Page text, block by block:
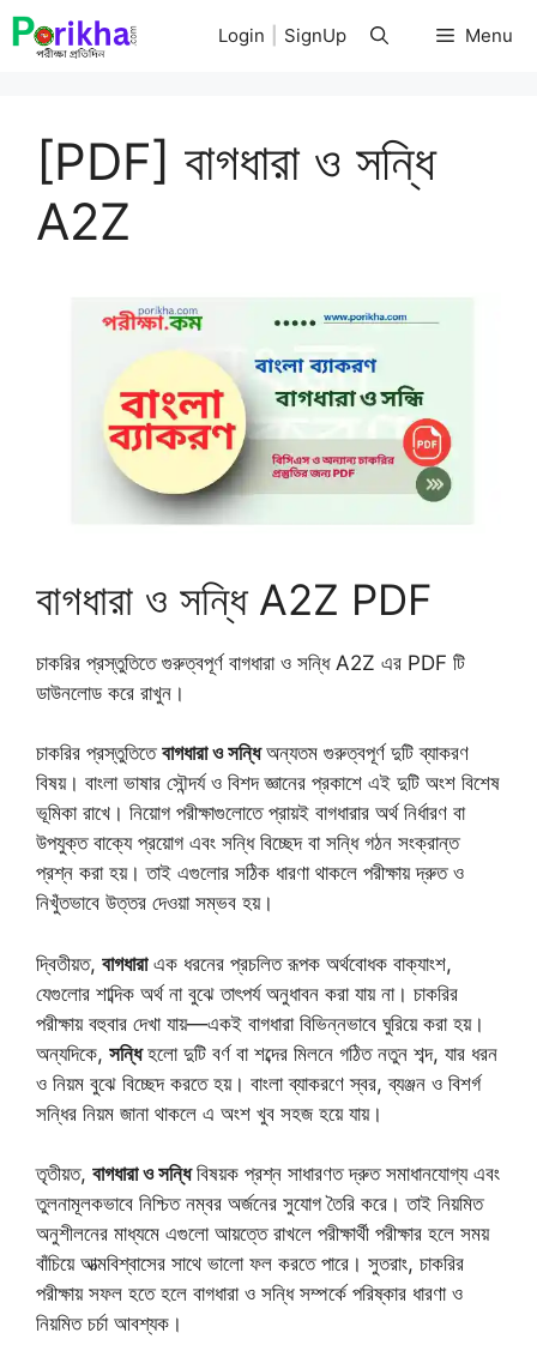
Skip
to
Menu
Login SignUp
[PDF] বাগধারা ও সন্ধি
A2Z
বাগধারা ও সন্ধি A2Z PDF
চাকরির প্রস্তুতিতে গুরুত্বপূর্ণ বাগধারা ও সন্ধি A2Z এর PDF টি
ডাউনলোড করে রাখুন।
চাকরির প্রস্তুতিতে বাগধারা ও সন্ধিঅন্যতম গুরুত্বপূর্ণ দুটি ব্যাকরণ
বিষয়। বাংলা ভাষার সৌন্দর্য ও বিশদ জ্ঞানের প্রকাশে এই দুটি অংশ বিশেষ
ভূমিকা রাখে। নিয়োগ পরীক্ষাগুলোতে প্রায়ই বাগধারার অর্থ নির্ধারণ বা
উপযুক্ত বাক্যে প্রয়োগ এবং সন্ধি বিচ্ছেদ বা সন্ধি গঠন সংক্রান্ত
প্রশ্ন করা হয়। তাই এগুলোর সঠিক ধারণা থাকলে পরীক্ষায় দ্রুত ও
নিখুঁতভাবে উত্তর দেওয়া সম্ভব হয়।
দ্বিতীয়ত, বাগধারাএক ধরনের প্রচলিত রূপক অর্থবোধক বাক্যাংশ,
যেগুলোর শাব্দিক অর্থ না বুঝে তাৎপর্য অনুধাবন করা যায় না। চাকরির
পরীক্ষায় বহুবার দেখা যায়—একই বাগধারা বিভিন্নভাবে ঘুরিয়ে করা হয়।
অন্যদিকে, সন্ধিহলো দুটি বর্ণ বা শব্দের মিলনে গঠিত নতুন শব্দ, যার ধরন
ও নিয়ম বুঝে বিচ্ছেদ করতে হয়। বাংলা ব্যাকরণে স্বর, ব্যঞ্জন ও বিশর্গ
সন্ধির নিয়ম জানা থাকলে এ অংশ খুব সহজ হয়ে যায়।
তৃতীয়ত, বাগধারা ও সন্ধিবিষয়ক প্রশ্ন সাধারণত দ্রুত সমাধানযোগ্য এবং
তুলনামূলকভাবে নিশ্চিত নম্বর অর্জনের সুযোগ তৈরি করে। তাই নিয়মিত
অনুশীলনের মাধ্যমে এগুলো আয়ত্তে রাখলে পরীক্ষার্থী পরীক্ষার হলে সময়
বাঁচিয়ে আত্মবিশ্বাসের সাথে ভালো ফল করতে পারে। সুতরাং, চাকরির
পরীক্ষায় সফল হতে হলে বাগধারা ও সন্ধি সম্পর্কে পরিষ্কার ধারণা ও
নিয়মিত চর্চা আবশ্যক।